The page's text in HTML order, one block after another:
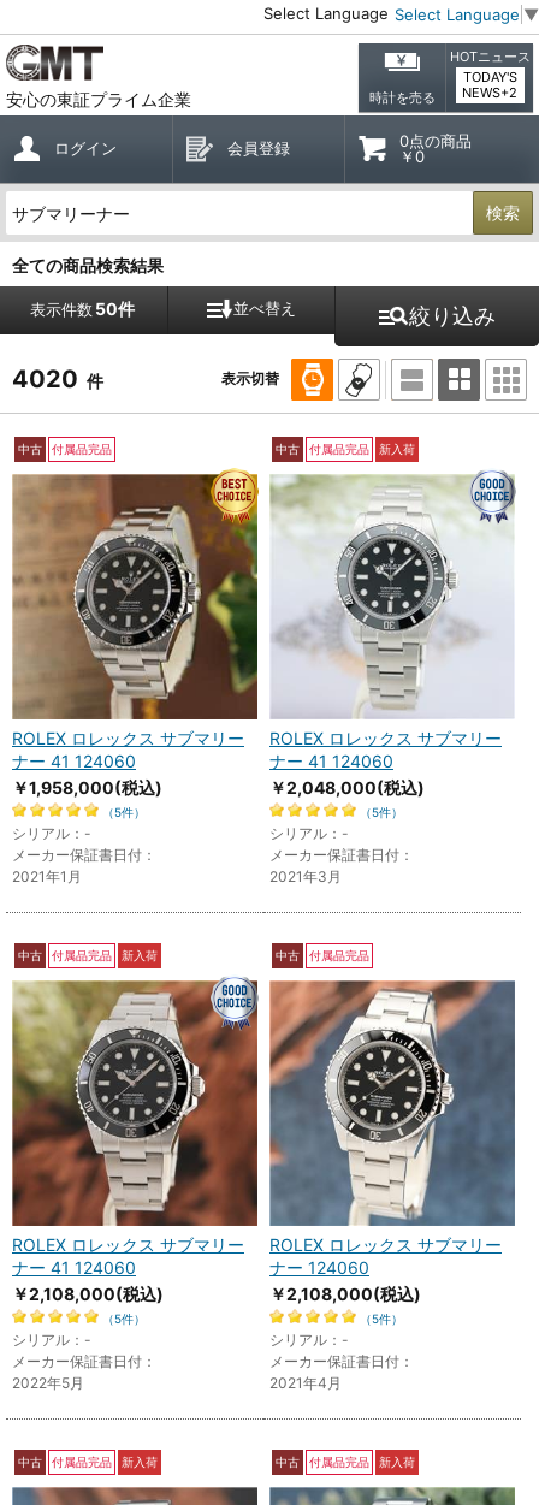
Select Language Select Language ▼
安心の東証プライム企業 時計を売る
HOTニュース
TODAY'S
NEWS+2
ログイン 会員登録
0点の商品
￥0
検索
全ての商品検索結果
表示件数50件 並べ替え 絞り込み
4020 件 表示切替
中古 付属品完品
ROLEX ロレックス サブマリー
ナー 41 124060
￥1,958,000(税込)
（5件）
シリアル：-
メーカー保証書日付：
2021年1月
中古 付属品完品 新入荷
ROLEX ロレックス サブマリー
ナー 41 124060
￥2,048,000(税込)
（5件）
シリアル：-
メーカー保証書日付：
2021年3月
中古 付属品完品 新入荷
ROLEX ロレックス サブマリー
ナー 41 124060
￥2,108,000(税込)
（5件）
シリアル：-
メーカー保証書日付：
2022年5月
中古 付属品完品
ROLEX ロレックス サブマリー
ナー 124060
￥2,108,000(税込)
（5件）
シリアル：-
メーカー保証書日付：
2021年4月
中古 付属品完品 新入荷 中古 付属品完品 新入荷